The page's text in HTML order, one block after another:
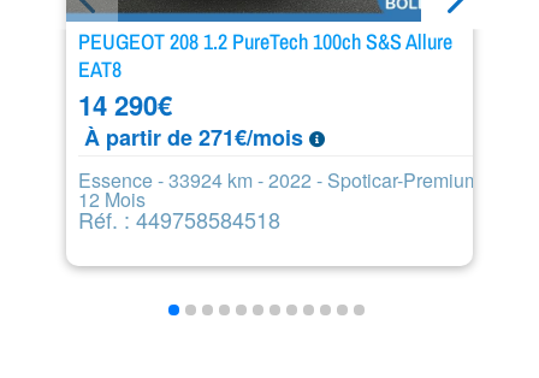
PEUGEOT 208 1.2 PureTech 100ch S&S Allure
EAT8
14 290€
À partir de 271€/mois
Essence - 33924 km - 2022 - Spoticar-Premium
12 Mois
Réf. : 449758584518